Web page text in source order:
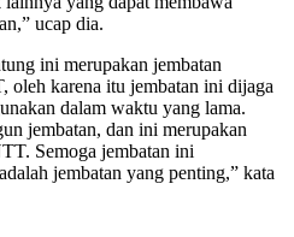
ucap dia.
ini merupakan jembatan
oleh karena itu jembatan ini dijaga
dalam waktu yang lama.
jembatan, dan ini merupakan
Semoga jembatan ini
jembatan yang penting,” kata